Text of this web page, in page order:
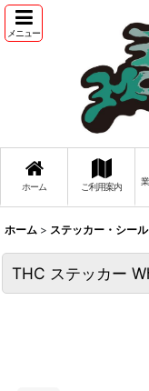
メニュー
ホーム ご利用案内
ホーム > ステッカー・シール
THC ステッカー